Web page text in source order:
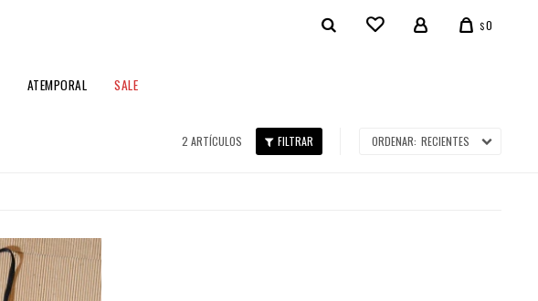
ATEMPORAL SALE
$0
2 ARTÍCULOS RECIENTES